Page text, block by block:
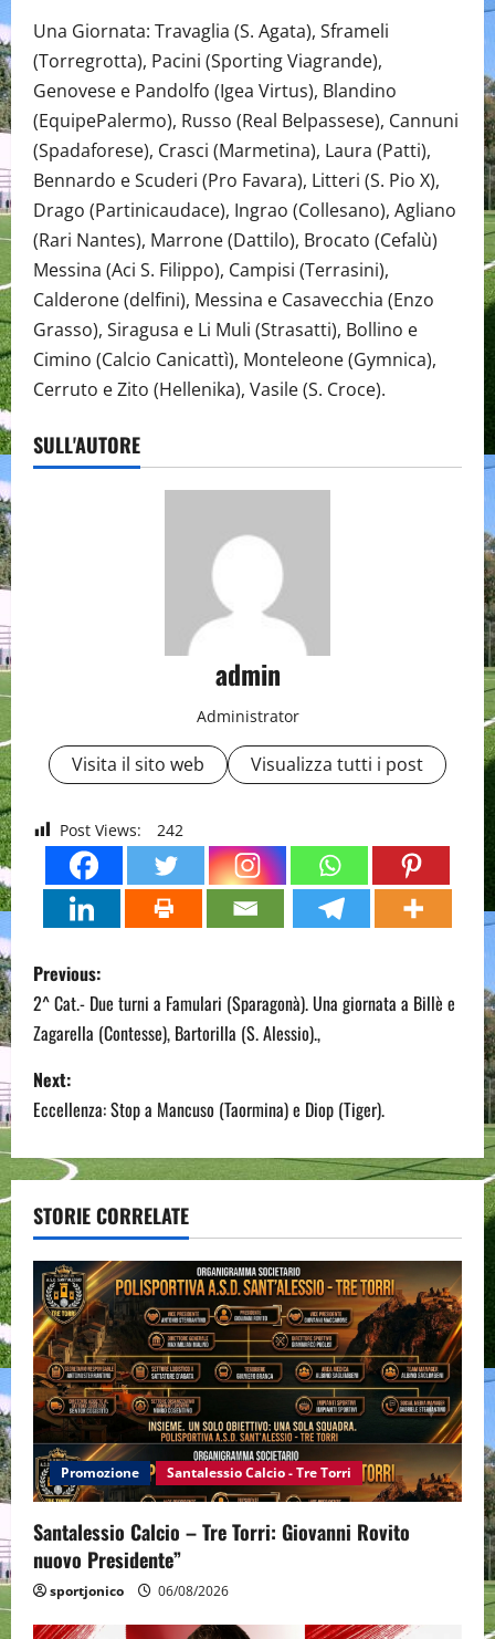
Una Giornata: Travaglia (S. Agata), Sframeli
(Torregrotta), Pacini (Sporting Viagrande),
Genovese e Pandolfo (Igea Virtus), Blandino
(EquipePalermo), Russo (Real Belpassese), Cannuni
(Spadaforese), Crasci (Marmetina), Laura (Patti),
Bennardo e Scuderi (Pro Favara), Litteri (S. Pio X),
Drago (Partinicaudace), Ingrao (Collesano), Agliano
(Rari Nantes), Marrone (Dattilo), Brocato (Cefalù)
Messina (Aci S. Filippo), Campisi (Terrasini),
Calderone (delfini), Messina e Casavecchia (Enzo
Grasso), Siragusa e Li Muli (Strasatti), Bollino e
Cimino (Calcio Canicattì), Monteleone (Gymnica),
Cerruto e Zito (Hellenika), Vasile (S. Croce).
SULL'AUTORE
admin
Administrator
Visita il sito web Visualizza tutti i post
Post Views: 242
P
o
s
t
n
a
v
i
g
a
t
i
o
n
Previous:
2^ Cat.- Due turni a Famulari (Sparagonà). Una giornata a Billè e
Zagarella (Contesse), Bartorilla (S. Alessio).,
Next:
Eccellenza: Stop a Mancuso (Taormina) e Diop (Tiger).
STORIE CORRELATE
Promozione Santalessio Calcio - Tre Torri
Santalessio Calcio – Tre Torri: Giovanni Rovito
nuovo Presidente”
sportjonico 06/08/2026